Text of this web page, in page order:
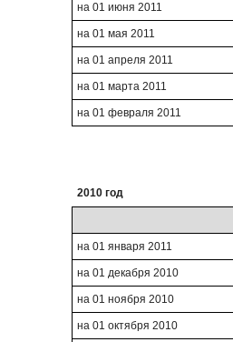
на 01 июня 2011
на 01 мая 2011
на 01 апреля 2011
на 01 марта 2011
на 01 февраля 2011
2010 год
на 01 января 2011
на 01 декабря 2010
на 01 ноября 2010
на 01 октября 2010